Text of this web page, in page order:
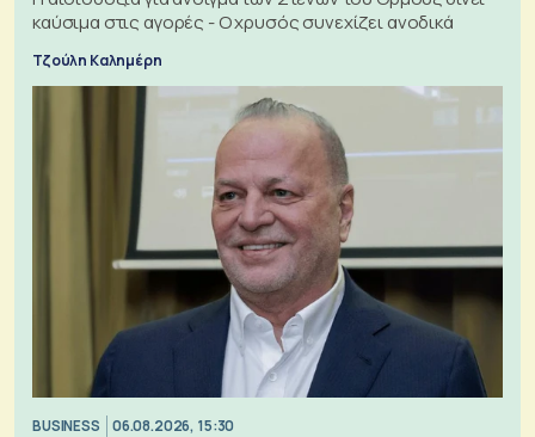
καύσιμα στις αγορές - Ο χρυσός συνεχίζει ανοδικά
Τζούλη Καλημέρη
BUSINESS 06.08.2026, 15:30